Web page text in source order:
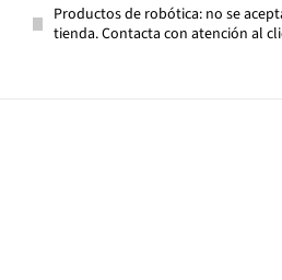
Productos de robótica: no se
tienda. Contacta con atención al